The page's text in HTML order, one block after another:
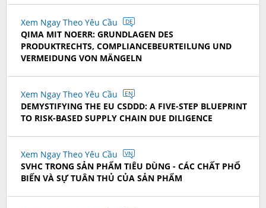
Xem Ngay Theo Yêu Cầu DE
QIMA MIT NOERR: GRUNDLAGEN DES
PRODUKTRECHTS, COMPLIANCEBEURTEILUNG UND
VERMEIDUNG VON MÄNGELN
Xem Ngay Theo Yêu Cầu EN
DEMYSTIFYING THE EU CSDDD: A FIVE-STEP BLUEPRINT
TO RISK-BASED SUPPLY CHAIN DUE DILIGENCE
Xem Ngay Theo Yêu Cầu VN
SVHC TRONG SẢN PHẨM TIÊU DÙNG - CÁC CHẤT PHỔ
BIẾN VÀ SỰ TUÂN THỦ CỦA SẢN PHẨM